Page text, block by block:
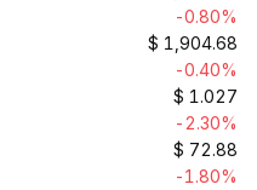
-0.80%
$ 1,904.68
-0.40%
$ 1.027
-2.30%
$ 72.88
-1.80%